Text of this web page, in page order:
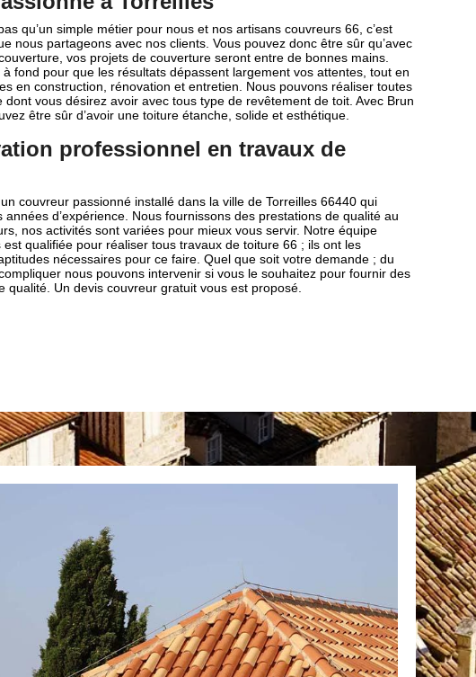
qu’un simple métier pour nous et nos artisans couvreurs 66, c’est
nous partageons avec nos clients. Vous pouvez donc être sûr qu’avec
vos projets de couverture seront entre de bonnes mains.
fond pour que les résultats dépassent largement vos attentes, tout en
en construction, rénovation et entretien. Nous pouvons réaliser toutes
dont vous désirez avoir avec tous type de revêtement de toit. Avec Brun
être sûr d’avoir une toiture étanche, solide et esthétique.
professionnel en travaux de
couvreur passionné installé dans la ville de Torreilles 66440 qui
années d’expérience. Nous fournissons des prestations de qualité au
nos activités sont variées pour mieux vous servir. Notre équipe
est qualifiée pour réaliser tous travaux de toiture 66 ; ils ont les
nécessaires pour ce faire. Quel que soit votre demande ; du
nous pouvons intervenir si vous le souhaitez pour fournir des
qualité. Un devis couvreur gratuit vous est proposé.